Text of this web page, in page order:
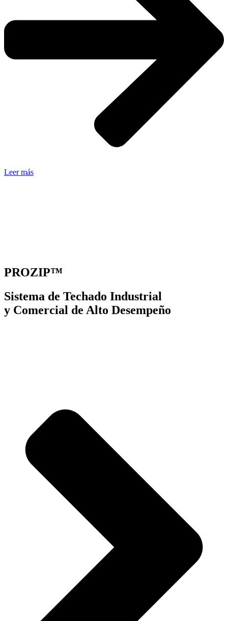
Leer más
PROZIP™
Sistema de Techado Industrial
y Comercial de Alto Desempeño